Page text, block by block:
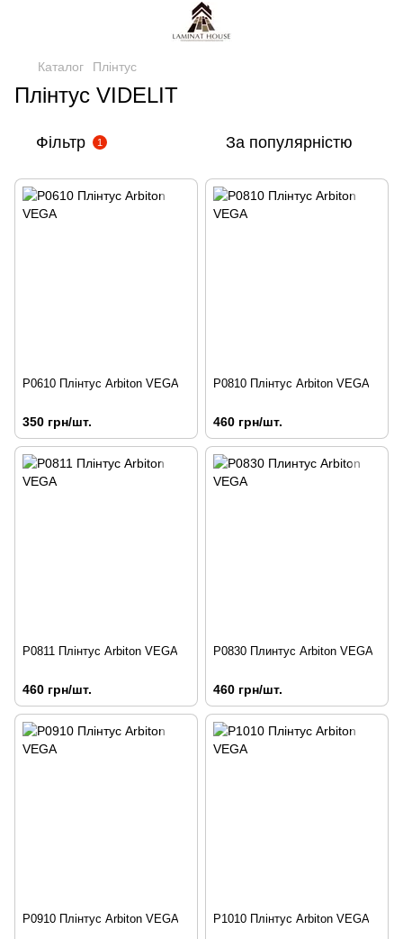
Каталог Плінтус
Плінтус VIDELIT
Фільтр 1 За популярністю
P0610 Плінтус Arbiton VEGA
350 грн/шт.
P0810 Плінтус Arbiton VEGA
460 грн/шт.
P0811 Плінтус Arbiton VEGA
460 грн/шт.
P0830 Плинтус Arbiton VEGA
460 грн/шт.
P0910 Плінтус Arbiton VEGA P1010 Плінтус Arbiton VEGA